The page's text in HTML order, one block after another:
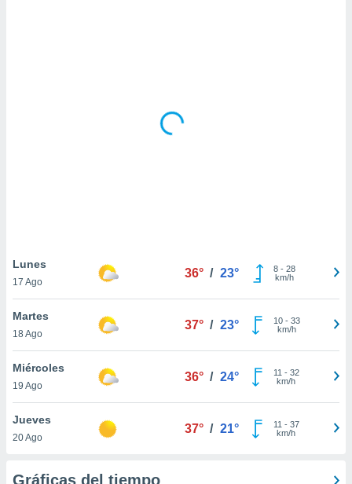
únicos
similares
como
IP
posible
traten tus
en
Para
Lunes
17 Ago
36° / 23° 8- 28
km/h
Martes
18 Ago
37° / 23° 10- 33
km/h
Miércoles
19 Ago
36° / 24° 11 - 32
km/h
Jueves
20 Ago
37° / 21° 11 - 37
km/h
Gráficas del tiempo